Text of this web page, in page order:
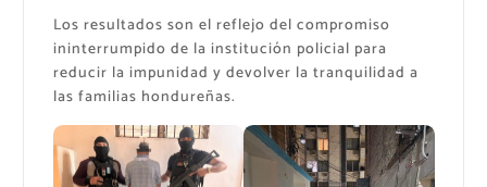
Los ​resultados son el reflejo del compromiso
ininterrumpido de la institución policial para
reducir la impunidad y devolver la tranquilidad a
las familias hondureñas.